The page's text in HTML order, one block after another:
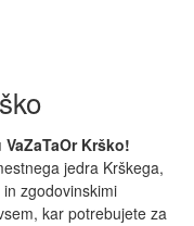
Krško!
jedra Krškega,
zgodovinskimi
kar potrebujete za